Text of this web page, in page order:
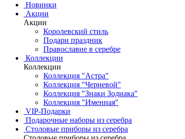
Новинки
Акции
Акции
Королевский стиль
Подари праздник
Православие в серебре
Коллекции
Коллекции
Коллекция "Астра"
Коллекция "Черневой"
Коллекция "Знаки Зодиака"
Коллекция "Именная"
VIP-Подарки
Подарочные наборы из серебра
Столовые приборы из серебра